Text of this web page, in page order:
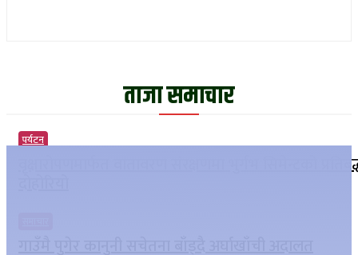
ताजा समाचार
पर्यटन
वृक्षारोपणमार्फत वातावरण संरक्षणमा भुर्गभ सिमेन्टको